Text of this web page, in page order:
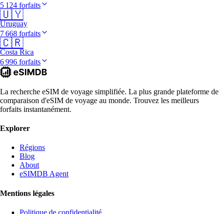
5 124 forfaits
🇺🇾
Uruguay
7 668 forfaits
🇨🇷
Costa Rica
6 996 forfaits
La recherche eSIM de voyage simplifiée. La plus grande plateforme de
comparaison d'eSIM de voyage au monde. Trouvez les meilleurs
forfaits instantanément.
Explorer
Régions
Blog
About
eSIMDB Agent
Mentions légales
Politique de confidentialité